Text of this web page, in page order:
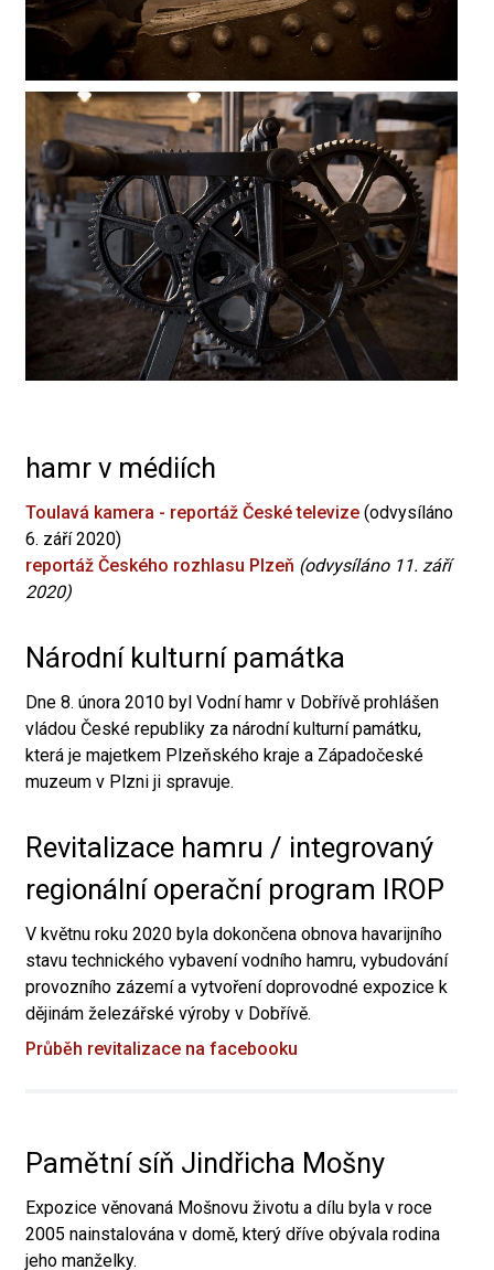
hamr v médiích
Toulavá kamera - reportáž České televize (odvysíláno
6. září 2020)
reportáž Českého rozhlasu Plzeň (odvysíláno 11. září
2020)
Národní kulturní památka
Dne 8. února 2010 byl Vodní hamr v Dobřívě prohlášen
vládou České republiky za národní kulturní památku,
která je majetkem Plzeňského kraje a Západočeské
muzeum v Plzni ji spravuje.
Revitalizace hamru / integrovaný
regionální operační program IROP
V květnu roku 2020 byla dokončena obnova havarijního
stavu technického vybavení vodního hamru, vybudování
provozního zázemí a vytvoření doprovodné expozice k
dějinám železářské výroby v Dobřívě.
Průběh revitalizace na facebooku
Pamětní síň Jindřicha Mošny
Expozice věnovaná Mošnovu životu a dílu byla v roce
2005 nainstalována v domě, který dříve obývala rodina
jeho manželky.